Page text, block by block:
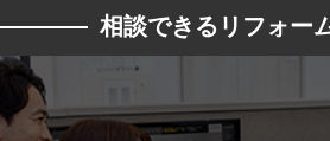
相談できるリフォー